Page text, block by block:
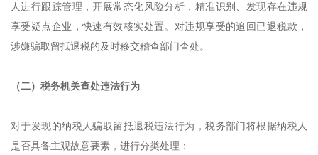
人进行跟踪管理，开展常态化风险分析，精准识别、发现存在违规
享受疑点企业，快速有效核实处置。对违规享受的追回已退税款，
涉嫌骗取留抵退税的及时移交稽查部门查处。
（二）税务机关查处违法行为
对于发现的纳税人骗取留抵退税违法行为，税务部门将根据纳税人
是否具备主观故意要素，进行分类处理：